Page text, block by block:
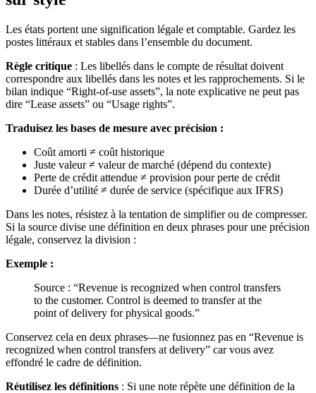
Les états portent une signification légale et comptable. Gardez les
postes littéraux et stables dans l’ensemble du document.
Règle critique : Les libellés dans le compte de résultat doivent
correspondre aux libellés dans les notes et les rapprochements. Si le
bilan indique “Right-of-use assets”, la note explicative ne peut pas
dire “Lease assets” ou “Usage rights”.
Traduisez les bases de mesure avec précision :
Coût amorti ≠ coût historique
Juste valeur ≠ valeur de marché (dépend du contexte)
Perte de crédit attendue ≠ provision pour perte de crédit
Durée d’utilité ≠ durée de service (spécifique aux IFRS)
Dans les notes, résistez à la tentation de simplifier ou de compresser.
Si la source divise une définition en deux phrases pour une précision
légale, conservez la division :
Exemple :
Source : “Revenue is recognized when control transfers
to the customer. Control is deemed to transfer at the
point of delivery for physical goods.”
Conservez cela en deux phrases—ne fusionnez pas en “Revenue is
recognized when control transfers at delivery” car vous avez
effondré le cadre de définition.
Réutilisez les définitions : Si une note répète une définition de la